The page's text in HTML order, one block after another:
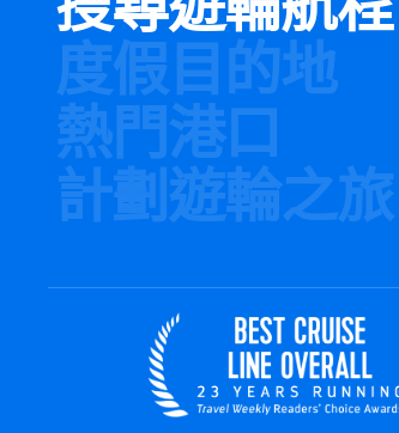
度假目的地
熱門港口
計劃遊輪之旅